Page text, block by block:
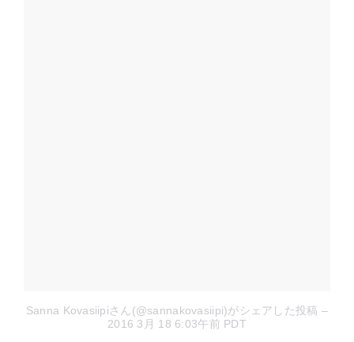
Sanna Kovasiipiさん(@sannakovasiipi)がシェアした投稿 –
2016 3月 18 6:03午前 PDT